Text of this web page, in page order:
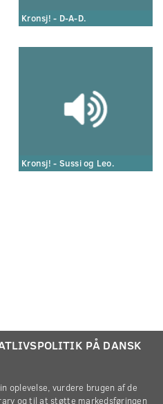
Kronsj! - D-A-D.
Kronsj! - Sussi og Leo.
PÅ DANSK
oplevelse, vurdere brugen af de
og til at støtte markedsføringen